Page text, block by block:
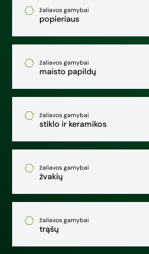
žaliavos gamybai
popieriaus
žaliavos gamybai
maisto papildų
žaliavos gamybai
stiklo ir keramikos
žaliavos gamybai
žvakių
žaliavos gamybai
trąšų